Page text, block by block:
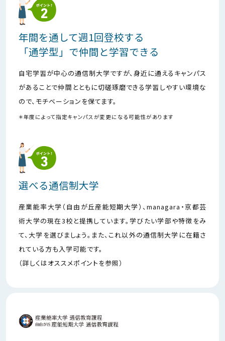
年間を通して週1回登校する
「通学型」で仲間と学習できる
自宅学習が中心の通信制大学ですが、身近に通えるキャンパス
があることで仲間とともに切磋琢磨できる学習しやすい環境な
ので、モチベーションを保てます。
＊年度によって指定キャンパスが変更になる可能性があります
選べる通信制大学
産業能率大学（自由が丘産能短期大学）、managara・京都芸
術大学の現在3校と提携しています。学びたい学部や特徴をみ
て、大学を選びましょう。また、これ以外の通信制大学に在籍さ
れている方も入学可能です。
（詳しくはオススメポイントを参照）